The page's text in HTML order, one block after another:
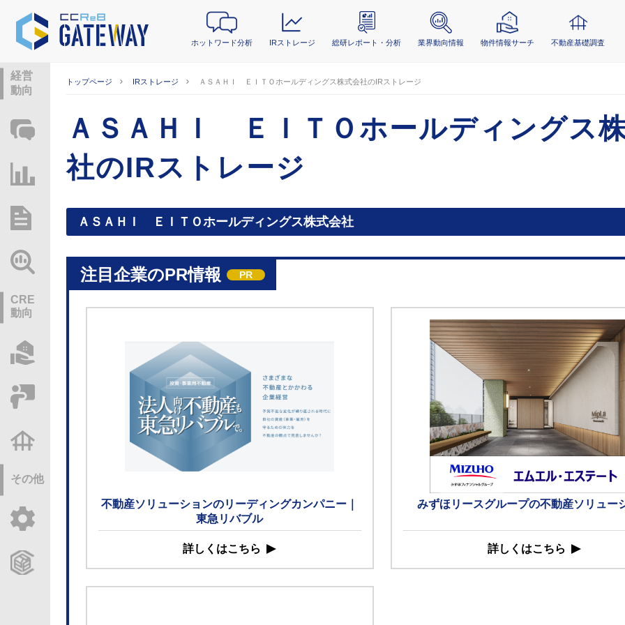
ホットワード分析 IRストレージ 総研レポート・分析 業界動向情報 物件情報サーチ 不動産基礎調査
経営
動向
ホットワード分析
IRストレージ
総研レポート・分析
CRE
動向
その他
トップページ IRストレージ ＡＳＡＨＩ ＥＩＴＯホールディングス株式会社のIRストレージ
ＡＳＡＨＩ ＥＩＴＯホールディングス
社のIRストレージ
ＡＳＡＨＩ ＥＩＴＯホールディングス株式会社
注目企業のPR情報 PR
不動産ソリューションのリーディングカンパニー｜
東急リバブル
詳しくはこちら
みずほリースグループの不動産ソリュー
詳しくはこちら